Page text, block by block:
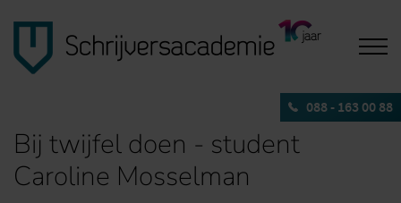
088 - 163 00 88
Bij twijfel doen - student
Caroline Mosselman